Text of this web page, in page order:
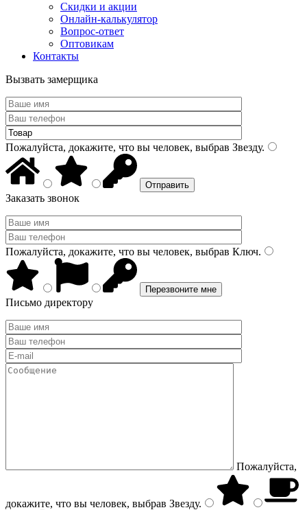
Скидки и акции
Онлайн-калькулятор
Вопрос-ответ
Оптовикам
Контакты
Вызвать замерщика
Пожалуйста, докажите, что вы человек, выбрав Звезду.
Заказать звонок
Пожалуйста, докажите, что вы человек, выбрав Ключ.
Письмо директору
Пожалуйста,
докажите, что вы человек, выбрав Звезду.